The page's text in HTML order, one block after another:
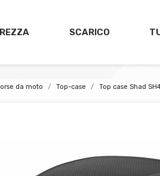
SCARICO
da moto Top-case Top case Shad